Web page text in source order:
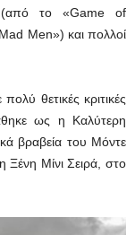
το «Game of
Men») και πολλοί
θετικές κριτικές
ως η Καλύτερη
βραβεία του Μόντε
Ξένη Μίνι Σειρά, στο